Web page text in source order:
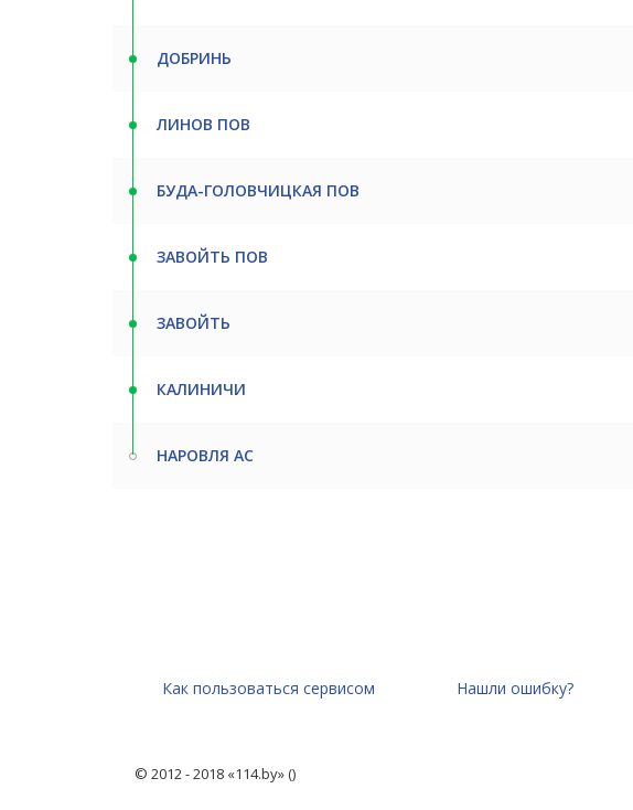
ДОБРИНЬ
ЛИНОВ ПОВ
БУДА-ГОЛОВЧИЦКАЯ ПОВ
ЗАВОЙТЬ ПОВ
ЗАВОЙТЬ
КАЛИНИЧИ
НАРОВЛЯ АС
Как пользоваться сервисом Нашли ошибку?
© 2012 - 2018 «114.by» ()